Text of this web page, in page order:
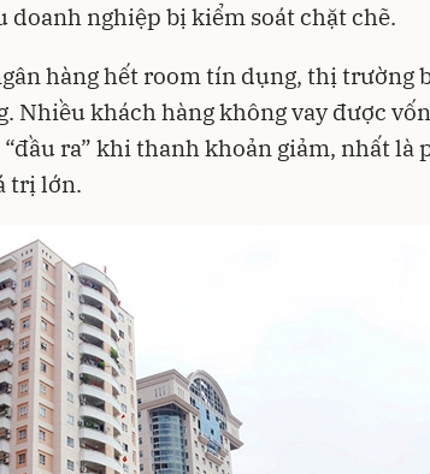
doanh nghiệp bị kiểm soát chặt chẽ.
hàng hết room tín dụng, thị trường
Nhiều khách hàng không vay được
ra” khi thanh khoản giảm, nhất là
trị lớn.